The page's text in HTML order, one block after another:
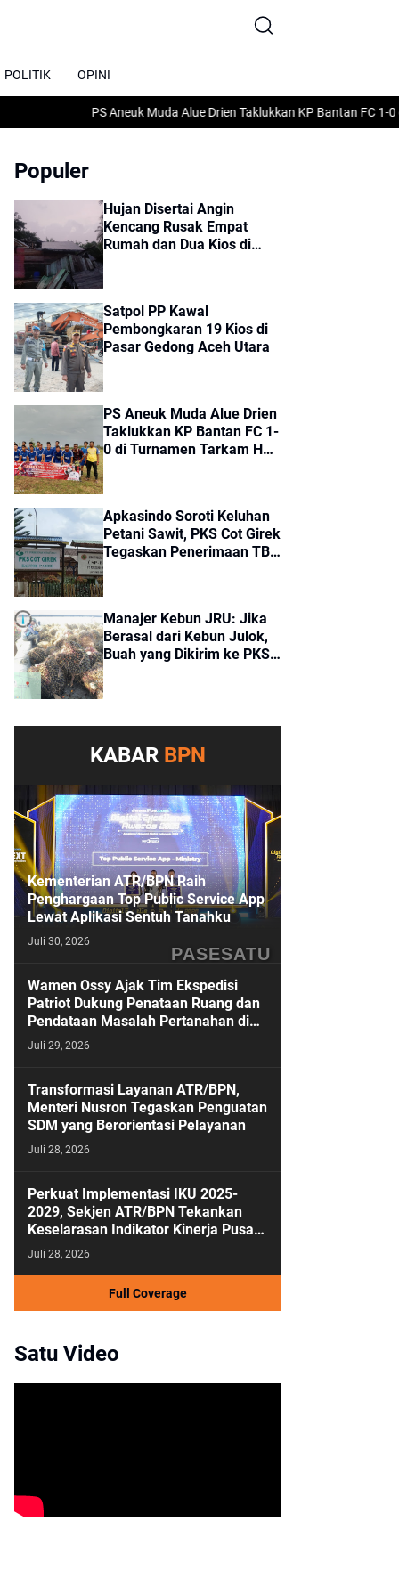
POLITIK OPINI
PS Aneuk Muda Alue Drien Taklukkan KP Bantan FC 1-0 di
Populer
Hujan Disertai Angin
Kencang Rusak Empat
Rumah dan Dua Kios di
Satpol PP Kawal
Pembongkaran 19 Kios di
Pasar Gedong Aceh Utara
PS Aneuk Muda Alue Drien
Taklukkan KP Bantan FC 1-
0 di Turnamen Tarkam HUT
Apkasindo Soroti Keluhan
Petani Sawit, PKS Cot Girek
Tegaskan Penerimaan TBS
Manajer Kebun JRU: Jika
Berasal dari Kebun Julok,
Buah yang Dikirim ke PKS
KABAR BPN
PASESATU
Kementerian ATR/BPN Raih
Penghargaan Top Public Service App
Lewat Aplikasi Sentuh Tanahku
Juli 30, 2026
Wamen Ossy Ajak Tim Ekspedisi
Patriot Dukung Penataan Ruang dan
Pendataan Masalah Pertanahan di
Kawasan Transmigrasi
Juli 29, 2026
Transformasi Layanan ATR/BPN,
Menteri Nusron Tegaskan Penguatan
SDM yang Berorientasi Pelayanan
Juli 28, 2026
Perkuat Implementasi IKU 2025-
2029, Sekjen ATR/BPN Tekankan
Keselarasan Indikator Kinerja Pusat
dan Daerah
Juli 28, 2026
Full Coverage
Satu Video